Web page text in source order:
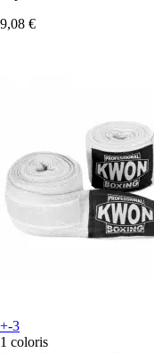
9,08 €
+-3
1 coloris